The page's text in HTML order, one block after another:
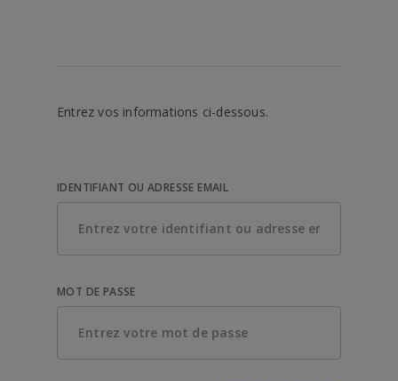
Entrez vos informations ci-dessous.
IDENTIFIANT OU ADRESSE EMAIL
MOT DE PASSE